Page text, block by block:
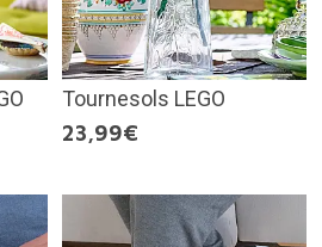
Tournesols LEGO
23,99€